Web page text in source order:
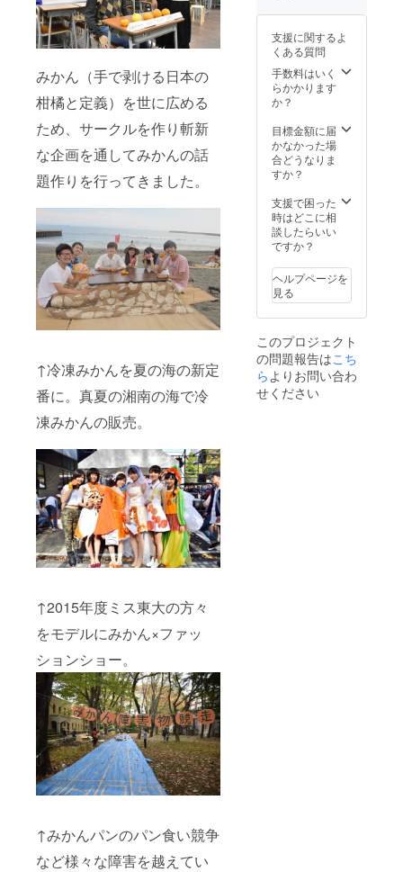
みかん（手で剥ける日本の
柑橘と定義）を世に広める
ため、サークルを作り斬新
な企画を通してみかんの話
題作りを行ってきました。
↑冷凍みかんを夏の海の新定
番に。真夏の湘南の海で冷
凍みかんの販売。
↑2015年度ミス東大の方々
をモデルにみかん×ファッ
ションショー。
↑みかんパンのパン食い競争
など様々な障害を越えてい
ビール
は現在
醸造中
ですの
で、完
成し次
りま
す。
しま
容はご
要望に
合わせ
てオー
お作り
しま
す。参
から何
人で
も。全
国どこ
能で
す。交
通費、
会場費
ついて
は相談
となり
ます。
す。 ※
産地の
スペ
シャル
ツアー
支援者
様のご
要望を
と日本
みかん
愛好会
メン
持つあ
りとあ
らゆる
知識と
駆使し
て通常
のツ
アーで
は決し
支援に関するよ
くある質問
手数料はいく
らかかります
か？
目標金額に届
かなかった場
合どうなりま
すか？
支援で困った
時はどこに相
談したらいい
ですか？
ヘルプページを
見る
このプロジェクト
の問題報告はこち
らよりお問い合わ
せください